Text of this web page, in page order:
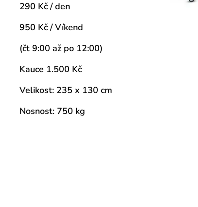
290 Kč / den
950 Kč / Víkend
(čt 9:00 až po 12:00)
Kauce 1.500 Kč
Velikost: 235 x 130 cm
Nosnost: 750 kg